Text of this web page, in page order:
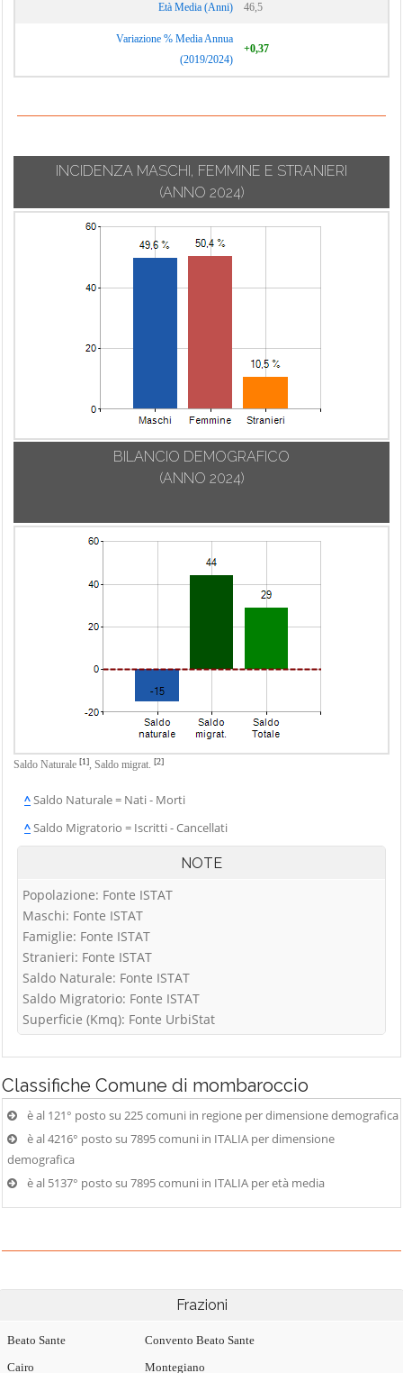
Età Media (Anni) 46,5
Variazione % Media Annua
(2019/2024)
+0,37
INCIDENZA MASCHI, FEMMINE E STRANIERI
(ANNO 2024)
BILANCIO DEMOGRAFICO
(ANNO 2024)
Saldo Naturale [1], Saldo migrat. [2]
^Saldo Naturale = Nati - Morti
^Saldo Migratorio = Iscritti - Cancellati
NOTE
Popolazione: Fonte ISTAT
Maschi: Fonte ISTAT
Famiglie: Fonte ISTAT
Stranieri: Fonte ISTAT
Saldo Naturale: Fonte ISTAT
Saldo Migratorio: Fonte ISTAT
Superficie (Kmq): Fonte UrbiStat
Classifiche Comune di mombaroccio
è al 121° posto su 225 comuni in regione per dimensione demografica
è al 4216° posto su 7895 comuni in ITALIA per dimensione
demografica
è al 5137° posto su 7895 comuni in ITALIA per età media
Frazioni
Beato Sante
Cairo
Convento Beato Sante
Montegiano